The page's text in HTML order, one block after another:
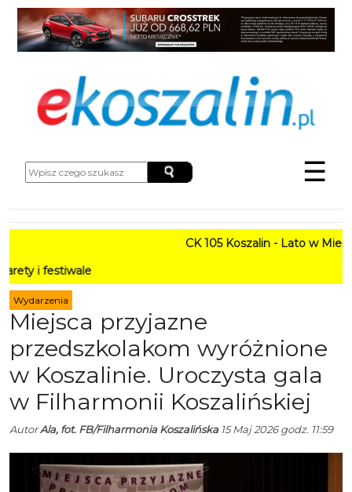
☰
CK 105 Koszalin - Lato w Mieście
Wydarzenia
Miejsca przyjazne
przedszkolakom wyróżnione
w Koszalinie. Uroczysta gala
w Filharmonii Koszalińskiej
AutorAla, fot. FB/Filharmonia Koszalińska15 Maj 2026 godz. 11:59